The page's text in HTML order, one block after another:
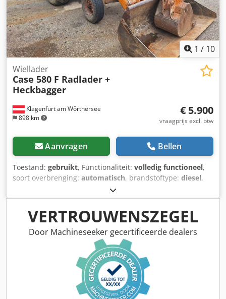
1 / 10
Klagenfurt am Wörthersee
898 km
Wiellader
Case 580 F Radlader +
Heckbagger
€ 5.900
vraagprijs excl. btw
Aanvragen Bellen
Toestand: gebruikt, Functionaliteit: volledig functioneel,
soort overbrenging: automatisch, brandstoftype: diesel,
7.500 kg
registratie:10/1977, Bouwjaar:1977, Uitrusting:
hydraulica, Technisch in orde Csdpfxst S Idrj Agujrf
VERTROUWENSZEGEL
Door Machineseeker gecertificeerde dealers